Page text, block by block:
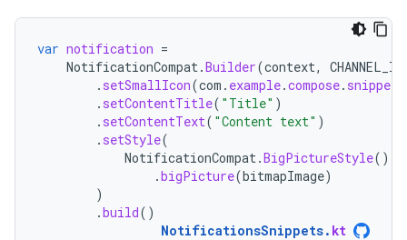
var notification =
NotificationCompat.Builder(context, CHANNEL_ID
. setSmallIcon(com . example.compose. snippets
. setContentTitle( "Title" )
. setContentText( "Content text" )
. setStyle(
NotificationCompat.BigPictureStyle()
.bigPicture(bitmapImage)
)
.build()
NotificationsSnippets. kt